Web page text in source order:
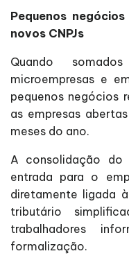
Pequenos
novos CNPJs
Quando
microempresas e
pequenos negócios
as empresas
meses do ano.
A consolidação do
entrada para o
diretamente ligada
tributário
trabalhadores
formalização.